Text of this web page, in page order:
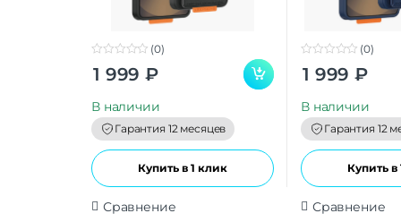
o
(0)
1 999 ₽
В наличии
Гарантия 12 месяцев
Купить в 1 клик
Сравнение
o
(0)
1 999 ₽
В наличии
Гарантия 12
Купить в
Сравнение